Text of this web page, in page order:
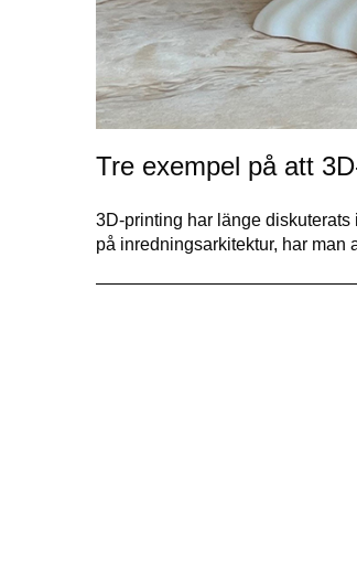
Tre exempel på att
3D-printing har länge
på inredningsarkitektur, har